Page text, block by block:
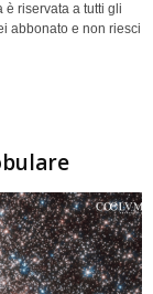
è riservata a tutti gli
abbonato e non riesci